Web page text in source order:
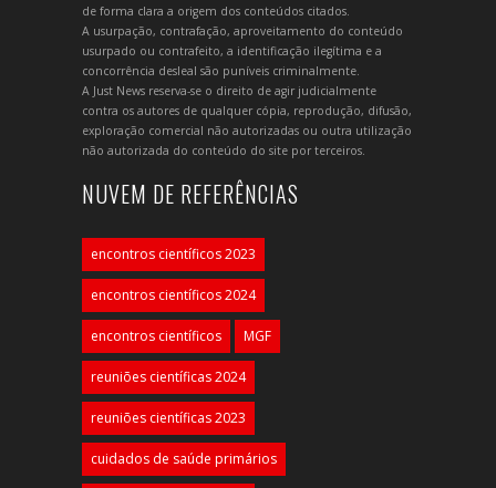
de forma clara a origem dos conteúdos citados.
A usurpação, contrafação, aproveitamento do conteúdo
usurpado ou contrafeito, a identificação ilegítima e a
concorrência desleal são puníveis criminalmente.
A Just News reserva-se o direito de agir judicialmente
contra os autores de qualquer cópia, reprodução, difusão,
exploração comercial não autorizadas ou outra utilização
não autorizada do conteúdo do site por terceiros.
NUVEM DE REFERÊNCIAS
encontros científicos 2023
encontros científicos 2024
encontros científicos MGF
reuniões científicas 2024
reuniões científicas 2023
cuidados de saúde primários